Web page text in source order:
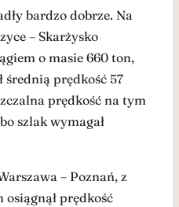
bardzo dobrze. Na
– Skarżysko
o masie 660 ton,
średnią prędkość 57
prędkość na tym
szlak wymagał
– Poznań, z
prędkość